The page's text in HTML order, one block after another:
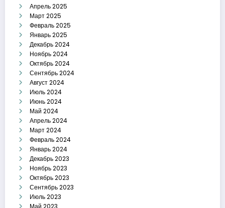
Апрель 2025
Март 2025
Февраль 2025
Январь 2025
Декабрь 2024
Ноябрь 2024
Октябрь 2024
Сентябрь 2024
Август 2024
Июль 2024
Июнь 2024
Май 2024
Апрель 2024
Март 2024
Февраль 2024
Январь 2024
Декабрь 2023
Ноябрь 2023
Октябрь 2023
Сентябрь 2023
Июль 2023